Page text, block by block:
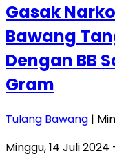
Gasak
Bawang
Dengan BB
Gram
Tulang Bawang |
Minggu, 14 Juli 2024